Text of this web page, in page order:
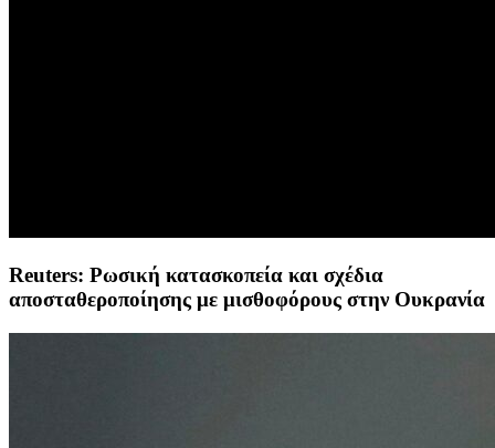
Reuters: Ρωσική κατασκοπεία και σχέδια
αποσταθεροποίησης με μισθοφόρους στην Ουκρανία